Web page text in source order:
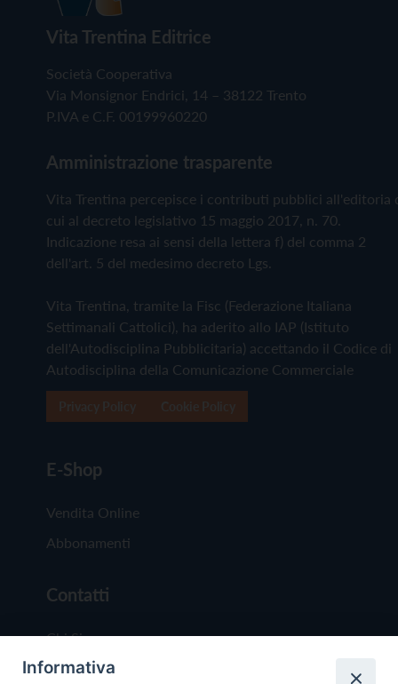
Vita Trentina Editrice
Società Cooperativa
Via Monsignor Endrici, 14 – 38122 Trento
P.IVA e C.F. 00199960220
Amministrazione trasparente
Vita Trentina percepisce i contributi pubblici all'editoria
cui al decreto legislativo 15 maggio 2017, n. 70.
Indicazione resa ai sensi della lettera f) del comma 2
dell'art. 5 del medesimo decreto Lgs.
Vita Trentina, tramite la Fisc (Federazione Italiana
Settimanali Cattolici), ha aderito allo IAP (Istituto
dell'Autodisciplina Pubblicitaria) accettando il Codice di
Autodisciplina della Comunicazione Commerciale
E-Shop
Vendita Online
Abbonamenti
Contatti
Chi Siamo
Redazione
Informativa